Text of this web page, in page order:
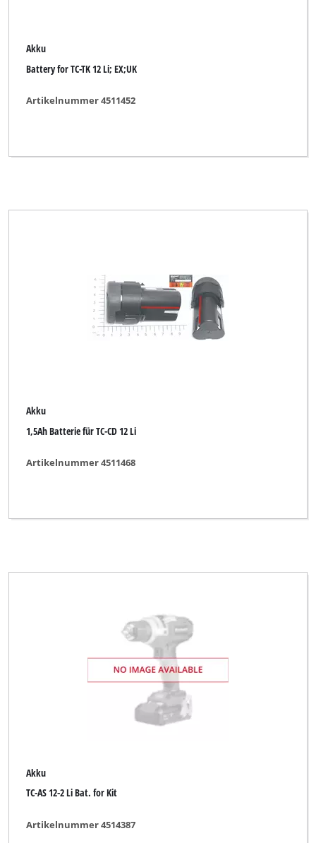
Akku
Battery for TC-TK 12 Li; EX;UK
Artikelnummer 4511452
Akku
1,5Ah Batterie für TC-CD 12 Li
Artikelnummer 4511468
Akku
TC-AS 12-2 Li Bat. for Kit
Artikelnummer 4514387